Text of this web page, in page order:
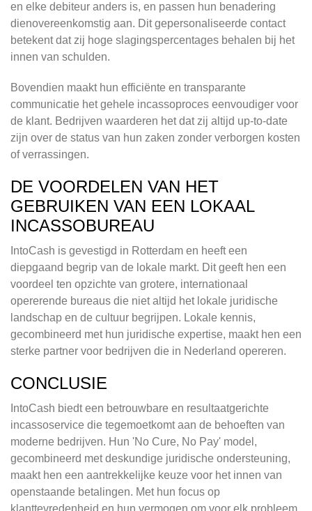
en elke debiteur anders is, en passen hun benadering
dienovereenkomstig aan. Dit gepersonaliseerde contact
betekent dat zij hoge slagingspercentages behalen bij het
innen van schulden.
Bovendien maakt hun efficiënte en transparante
communicatie het gehele incassoproces eenvoudiger voor
de klant. Bedrijven waarderen het dat zij altijd up-to-date
zijn over de status van hun zaken zonder verborgen kosten
of verrassingen.
DE VOORDELEN VAN HET
GEBRUIKEN VAN EEN LOKAAL
INCASSOBUREAU
IntoCash is gevestigd in Rotterdam en heeft een
diepgaand begrip van de lokale markt. Dit geeft hen een
voordeel ten opzichte van grotere, internationaal
opererende bureaus die niet altijd het lokale juridische
landschap en de cultuur begrijpen. Lokale kennis,
gecombineerd met hun juridische expertise, maakt hen een
sterke partner voor bedrijven die in Nederland opereren.
CONCLUSIE
IntoCash biedt een betrouwbare en resultaatgerichte
incassoservice die tegemoetkomt aan de behoeften van
moderne bedrijven. Hun 'No Cure, No Pay' model,
gecombineerd met deskundige juridische ondersteuning,
maakt hen een aantrekkelijke keuze voor het innen van
openstaande betalingen. Met hun focus op